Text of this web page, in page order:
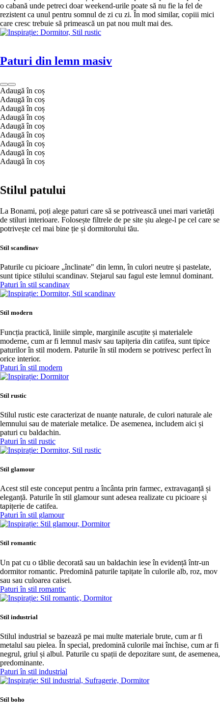
o cabană unde petreci doar weekend-urile poate să nu fie la fel de
rezistent ca unul pentru somnul de zi cu zi. În mod similar, copiii mici
care cresc trebuie să primească un pat nou mult mai des.
Paturi din lemn masiv
Adaugă în coș
Adaugă în coș
Adaugă în coș
Adaugă în coș
Adaugă în coș
Adaugă în coș
Adaugă în coș
Adaugă în coș
Adaugă în coș
Stilul patului
La Bonami, poți alege paturi care să se potrivească unei mari varietăți
de stiluri interioare. Folosește filtrele de pe site șiu alege-l pe cel care se
potrivește cel mai bine ție și dormitorului tău.
Stil scandinav
Paturile cu picioare „înclinate" din lemn, în culori neutre și pastelate,
sunt tipice stilului scandinav. Stejarul sau fagul este lemnul dominant.
Paturi în stil scandinav
Stil modern
Funcția practică, liniile simple, marginile ascuțite și materialele
moderne, cum ar fi lemnul masiv sau tapițeria din catifea, sunt tipice
paturilor în stil modern. Paturile în stil modern se potrivesc perfect în
orice interior.
Paturi în stil modern
Stil rustic
Stilul rustic este caracterizat de nuanțe naturale, de culori naturale ale
lemnului sau de materiale metalice. De asemenea, includem aici și
paturi cu baldachin.
Paturi în stil rustic
Stil glamour
Acest stil este conceput pentru a încânta prin farmec, extravaganță și
eleganță. Paturile în stil glamour sunt adesea realizate cu picioare și
tapițerie de catifea.
Paturi în stil glamour
Stil romantic
Un pat cu o tăblie decorată sau un baldachin iese în evidență într-un
dormitor romantic. Predomină paturile tapițate în culorile alb, roz, mov
sau sau culoarea caisei.
Paturi în stil romantic
Stil industrial
Stilul industrial se bazează pe mai multe materiale brute, cum ar fi
metalul sau pielea. În special, predomină culorile mai închise, cum ar fi
negrul, griul și albul. Paturile cu spații de depozitare sunt, de asemenea,
predominante.
Paturi în stil industrial
Stil boho